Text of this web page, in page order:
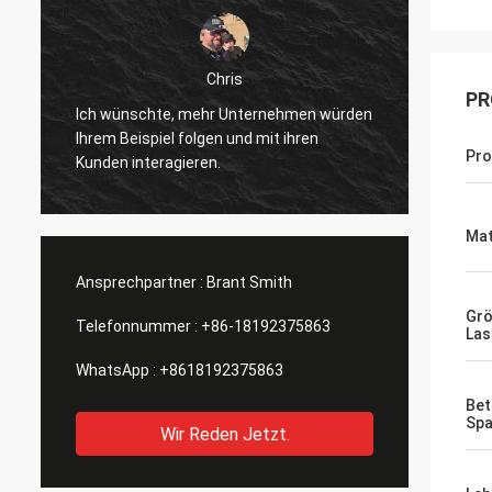
Chris
Ich wünschte, mehr Unternehmen würden
Ihrem Beispiel folgen und mit ihren
Kunden interagieren.
Ich
Ansprechpartner : Brant Smith
Telefonnummer : +86-18192375863
WhatsApp : +8618192375863
Wir Reden Jetzt.